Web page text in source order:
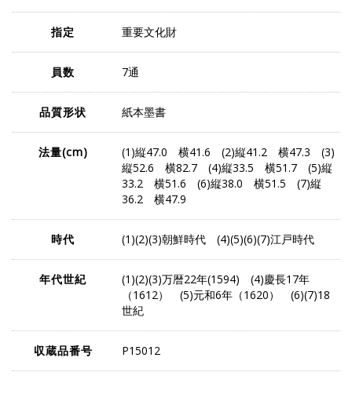
指定 重要文化財
員数 7通
品質形状 紙本墨書
法量(cm)
(1)縦47.0 横41.6 (2)縦41.2 横47.3 (3)
縦52.6 横82.7 (4)縦33.5 横51.7 (5)縦
33.2 横51.6 (6)縦38.0 横51.5 (7)縦
36.2 横47.9
時代 (1)(2)(3)朝鮮時代 (4)(5)(6)(7)江戸時代
年代世紀
(1)(2)(3)万暦22年(1594) (4)慶長17年
（1612） (5)元和6年（1620） (6)(7)18
世紀
収蔵品番号 P15012